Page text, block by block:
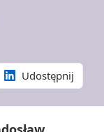
Udostępnij